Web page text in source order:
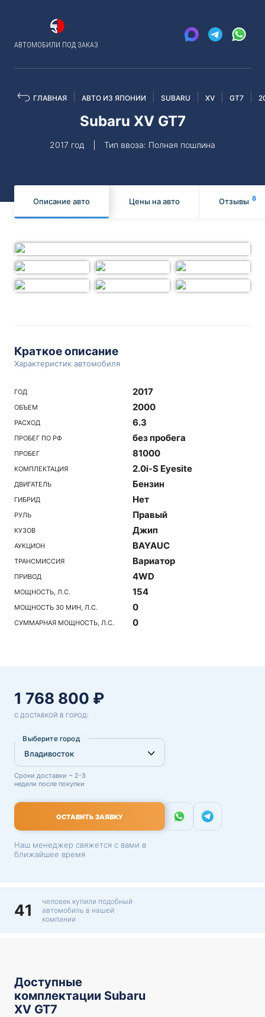
АВТОМОБИЛИ ПОД ЗАКАЗ
ГЛАВНАЯ АВТО ИЗ ЯПОНИИ SUBARU XV GT7
Subaru XV GT7
2017 год Тип ввоза: Полная пошлина
Описание авто Цены на авто Отзывы 8
Краткое описание
Характеристик автомобиля
ГОД 2017
ОБЪЕМ 2000
РАСХОД 6.3
ПРОБЕГ ПО РФ без пробега
ПРОБЕГ 81000
КОМПЛЕКТАЦИЯ 2.0i-S Eyesite
ДВИГАТЕЛЬ Бензин
ГИБРИД Нет
РУЛЬ Правый
КУЗОВ Джип
АУКЦИОН BAYAUC
ТРАНСМИССИЯ Вариатор
ПРИВОД 4WD
МОЩНОСТЬ, Л.С. 154
МОЩНОСТЬ 30 МИН, Л.С. 0
СУММАРНАЯ МОЩНОСТЬ, Л.С. 0
1 768 800 ₽
С ДОСТАВКОЙ В ГОРОД:
Выберите город
Сроки доставки ~ 2-3
недели после покупки
ОСТАВИТЬ ЗАЯВКУ
Наш менеджер свяжется с вами в
ближайшее время
41
человек купили подобный
автомобиль в нашей
компании
Доступные
комплектации Subaru
XV GT7